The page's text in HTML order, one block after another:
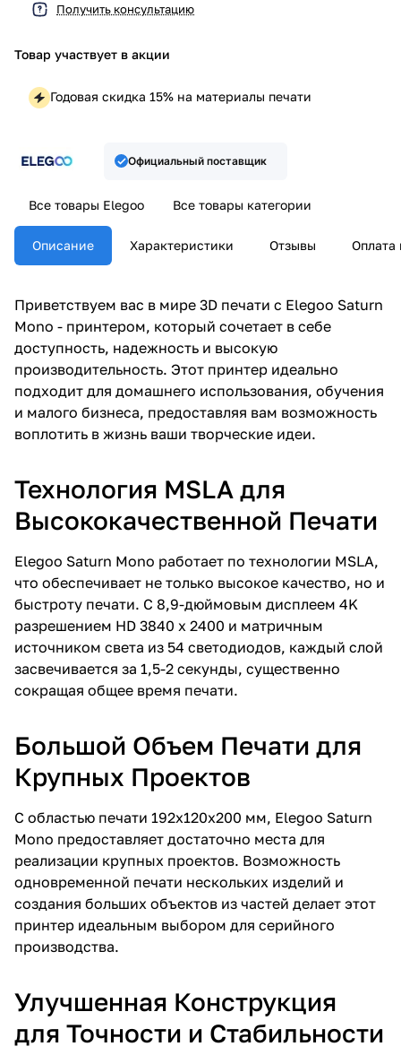
Получить консультацию
Товар участвует в акции
Годовая скидка 15% на материалы печати
Официальный поставщик
Все товары Elegoo Все товары категории
Описание Характеристики Отзывы Оплата
Приветствуем вас в мире 3D печати с Elegoo Saturn
Mono - принтером, который сочетает в себе
доступность, надежность и высокую
производительность. Этот принтер идеально
подходит для домашнего использования, обучения
и малого бизнеса, предоставляя вам возможность
воплотить в жизнь ваши творческие идеи.
Технология MSLA для
Высококачественной Печати
Elegoo Saturn Mono работает по технологии MSLA,
что обеспечивает не только высокое качество, но и
быстроту печати. С 8,9-дюймовым дисплеем 4K
разрешением HD 3840 x 2400 и матричным
источником света из 54 светодиодов, каждый слой
засвечивается за 1,5-2 секунды, существенно
сокращая общее время печати.
Большой Объем Печати для
Крупных Проектов
С областью печати 192х120х200 мм, Elegoo Saturn
Mono предоставляет достаточно места для
реализации крупных проектов. Возможность
одновременной печати нескольких изделий и
создания больших объектов из частей делает этот
принтер идеальным выбором для серийного
производства.
Улучшенная Конструкция
для Точности и Стабильности